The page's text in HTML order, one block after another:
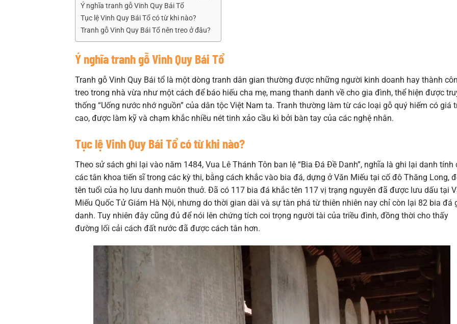
Ý nghĩa tranh gỗ Vinh Quy Bái Tổ
Tục lệ Vinh Quy Bái Tổ có từ khi nào?
Tranh gỗ Vinh Quy Bái Tổ nên treo ở đâu?
Ý nghĩa tranh gỗ Vinh Quy Bái Tổ
Tranh gỗ Vinh Quy Bái tổ là một dòng tranh dân gian thường được những người kinh doanh hay thành
treo trong nhà vừa như một cách để báo hiếu cha mẹ, mang thanh danh về cho gia đình, thể hiện được
thống “Uống nước nhớ nguồn” của dân tộc Việt Nam ta. Tranh thường làm từ các loại gỗ quý hiếm có giá
cao, được làm kỹ và chạm khắc nhiều nét tinh xảo cầu kì bởi bàn tay của các nghệ nhân.
Tục lệ Vinh Quy Bái Tổ có từ khi nào?
Theo sử sách ghi lại vào năm 1484, Vua Lê Thánh Tôn ban lệ “Bia Đá Đề Danh”, nghĩa là ghi lại danh tính
các tân khoa tiến sĩ trong các kỳ thi, bằng cách khắc vào bia đá, dựng ở Văn Miếu tại cố đô Thăng Long,
tên tuổi của họ lưu danh muôn thuở. Đã có 117 bia đá khắc tên 117 vị trạng nguyên đã được lưu dấu tại
Miếu Quốc Tử Giám Hà Nội, nhưng do thời gian dài và sự tàn phá từ thiên nhiên nay chỉ còn lại 82 bia đá
danh. Tuy nhiên đây cũng đủ để nói lên chứng tích coi trọng người tài của triều đình, đồng thời cho thấy
đường lối cải cách đất nước đã được cách tân hơn.